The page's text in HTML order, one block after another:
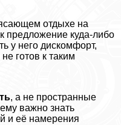
отдыхе на
предложение куда-либо
у него дискомфорт,
готов к таким
, а не пространные
важно знать
и её намерения